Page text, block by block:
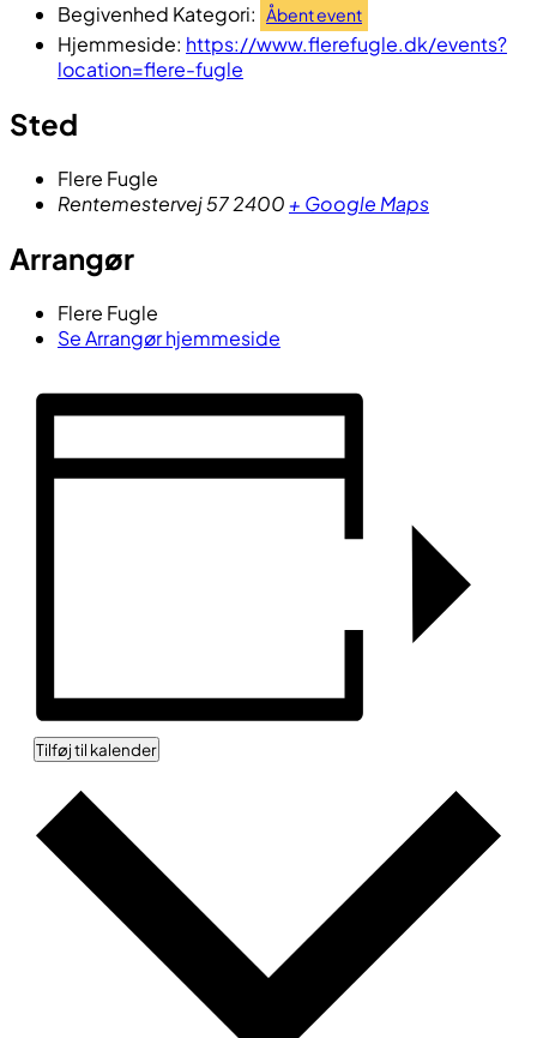
Begivenhed Kategori: Åbent event
Hjemmeside: https://www.flerefugle.dk/events?
location=flere-fugle
Sted
Flere Fugle
Rentemestervej 572400+ Google Maps
Arrangør
Flere Fugle
Se Arrangør hjemmeside
Tilføj til kalender